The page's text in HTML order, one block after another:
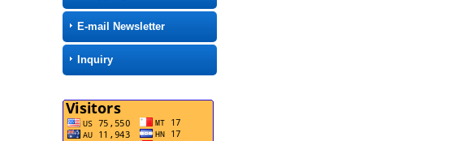
E-mail Newsletter
Inquiry